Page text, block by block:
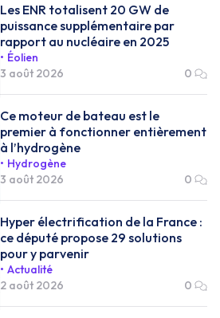
Les ENR totalisent 20 GW de
puissance supplémentaire par
rapport au nucléaire en 2025
Éolien
3 août 2026
0
Ce moteur de bateau est le
premier à fonctionner entièrement
à l’hydrogène
Hydrogène
3 août 2026
0
Hyper électrification de la France :
ce député propose 29 solutions
pour y parvenir
Actualité
2 août 2026
0